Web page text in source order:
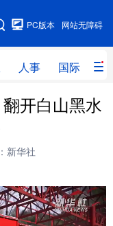
网站无障碍
PC版本
人事 国际 财
人事
线
体育
军事
开白山黑水
新华社